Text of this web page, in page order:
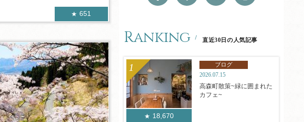
651
Ranking 直近30日の人気記事
18,670
ブログ
2026.07.15
高森町散策~緑に囲まれた
カフェ~